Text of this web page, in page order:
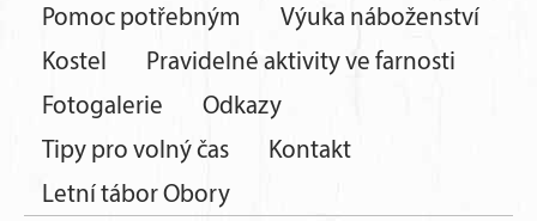
Pomoc potřebným
Výuka náboženství
Kostel
Pravidelné aktivity ve farnosti
Fotogalerie
Odkazy
Tipy pro volný čas
Kontakt
Letní tábor Obory